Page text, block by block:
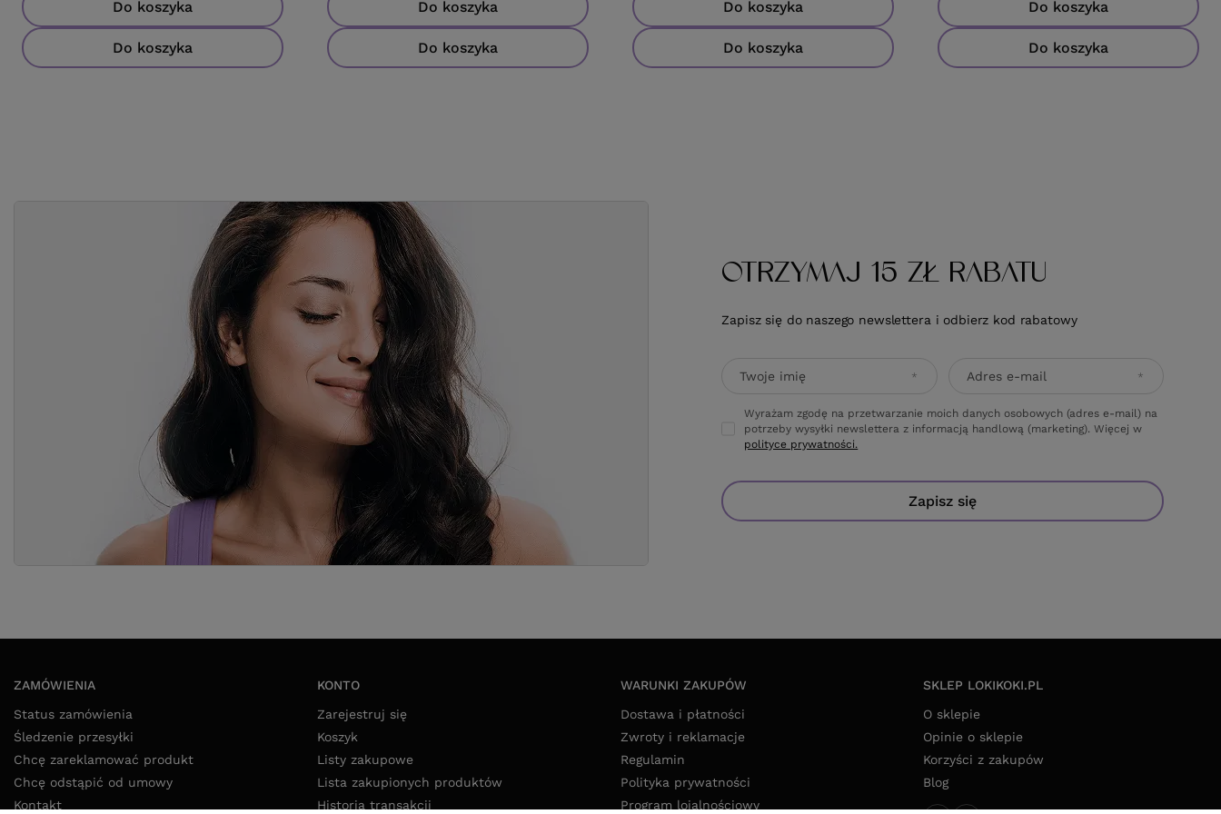
Do koszyka Do koszyka Do koszyka Do koszyka
Do koszyka Do koszyka Do koszyka Do koszyka
OTRZYMAJ 15 ZŁ RABATU
Zapisz się do naszego newslettera i odbierz kod rabatowy
Twoje imię Adres e-mail
Wyrażam zgodę na przetwarzanie moich danych osobowych (adres e-mail) na
potrzeby wysyłki newslettera z informacją handlową (marketing). Więcej w
polityce prywatności.
Zapisz się
ZAMÓWIENIA
Status zamówienia
Śledzenie przesyłki
Chcę zareklamować produkt
Chcę odstąpić od umowy
Kontakt
KONTO
Zarejestruj się
Koszyk
Listy zakupowe
Lista zakupionych produktów
Historia transakcji
WARUNKI ZAKUPÓW
Dostawa i płatności
Zwroty i reklamacje
Regulamin
Polityka prywatności
Program lojalnościowy
SKLEP LOKIKOKI.PL
O sklepie
Opinie o sklepie
Korzyści z zakupów
Blog